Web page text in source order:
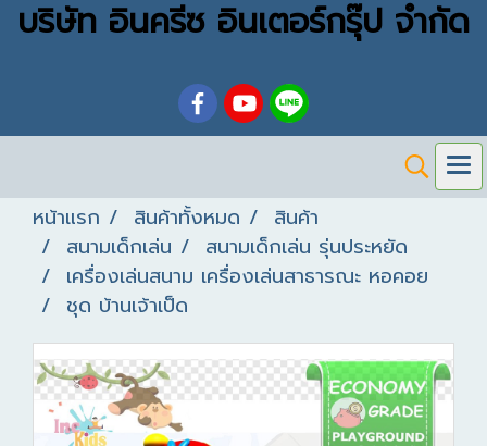
บริษัท อินครีซ อินเตอร์กรุ๊ป จำกัด
หน้าแรก สินค้าทั้งหมด
สินค้า
สนามเด็กเล่น
สนามเด็กเล่น รุ่นประหยัด
เครื่องเล่นสนาม เครื่องเล่นสาธารณะ หอคอย
ชุด บ้านเจ้าเป็ด